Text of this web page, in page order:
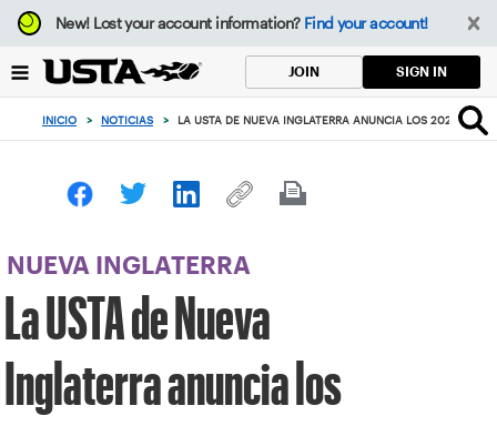
Enfoque
desde
botón
volver
principio
New!Lost your account information? Find your account!
JOIN SIGN IN
INICIO > NOTICIAS > LA USTA DE NUEVA INGLATERRA ANUNCIA LOS 2024
NUEVA INGLATERRA
La USTA de Nueva
Inglaterra anuncia los